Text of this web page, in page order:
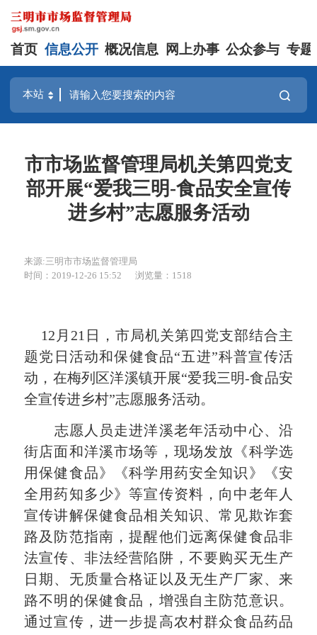
首页 信息公开 概况信息 网上办事 公众参与 专题
市市场监督管理局机关第四党支
部开展“爱我三明-食品安全宣传
进乡村”志愿服务活动
来源:三明市市场监督管理局
时间：2019-12-26 15:52
浏览量：1518
12 月 21 日，市局机关第四党支部结合主
题党日活动和保健食品“五进”科普宣传活
动，在梅列区洋溪镇开展“爱我三明-食品安
全宣传进乡村”志愿服务活动。
志愿人员走进洋溪老年活动中心、沿
街店面和洋溪市场等，现场发放《科学选
用保健食品》《科学用药安全知识》《安
全用药知多少》等宣传资料，向中老年人
宣传讲解保健食品相关知识、常见欺诈套
路及防范指南，提醒他们远离保健食品非
法宣传、非法经营陷阱，不要购买无生产
日期、无质量合格证以及无生产厂家、来
路不明的保健食品，增强自主防范意识。
通过宣传，进一步提高农村群众食品药品